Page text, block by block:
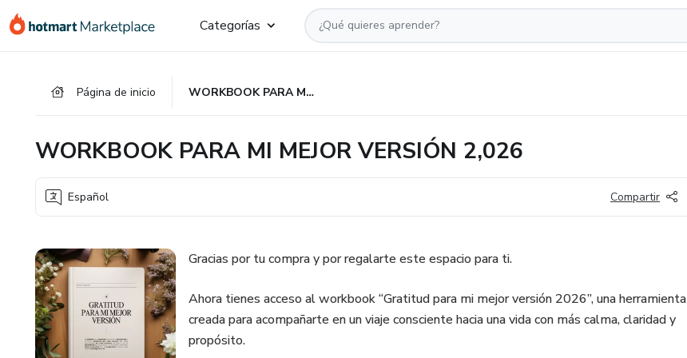
Categorías
Página de inicio WORKBOOK PARA MI MEJOR VERSIÓN 2,026
WORKBOOK PARA MI MEJOR VERSIÓN 2,026
Español Compartir
Gracias por tu compra y por regalarte este espacio para ti.
Ahora tienes acceso al workbook “Gratitud para mi mejor versión 2026”, una herramienta
creada para acompañarte en un viaje consciente hacia una vida con más calma, claridad y
propósito.